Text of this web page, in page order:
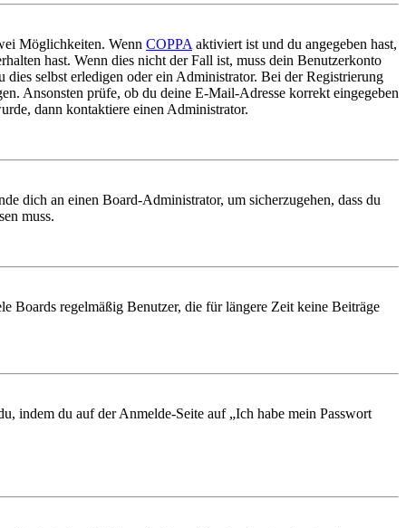
Möglichkeiten. Wenn COPPA aktiviert ist und du angegeben hast,
hast. Wenn dies nicht der Fall ist, muss dein Benutzerkonto
selbst erledigen oder ein Administrator. Bei der Registrierung
Ansonsten prüfe, ob du deine E-Mail-Adresse korrekt eingegeben
dann kontaktiere einen Administrator.
dich an einen Board-Administrator, um sicherzugehen, dass du
muss.
Boards regelmäßig Benutzer, die für längere Zeit keine Beiträge
indem du auf der Anmelde-Seite auf „Ich habe mein Passwort